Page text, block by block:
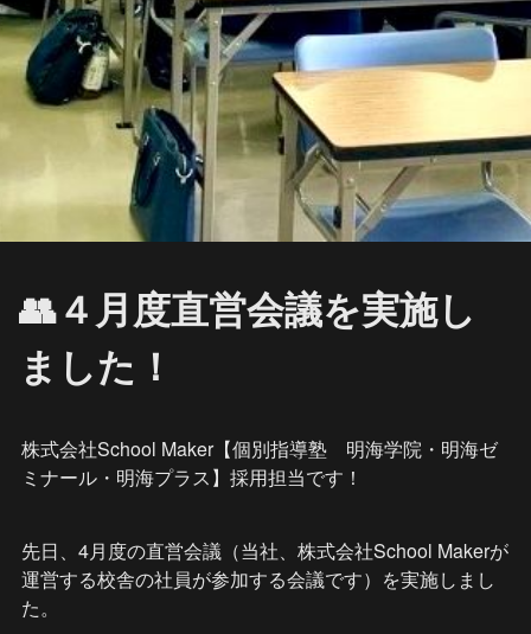
👥４月度直営会議を実施し
ました！
株式会社School Maker【個別指導塾　明海学院・明海ゼ
ミナール・明海プラス】採用担当です！
先日、4月度の直営会議（当社、株式会社School Makerが
運営する校舎の社員が参加する会議です）を実施しまし
た。